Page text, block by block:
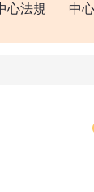
心法規 中